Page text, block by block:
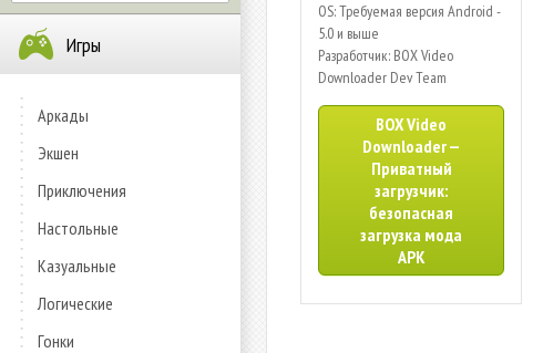
Игры
Аркады
Экшен
Приключения
Настольные
Казуальные
Логические
Гонки
OS: Требуемая версия Android -
5.0 и выше
Разработчик: BOX Video
Downloader Dev Team
BOX Video
Downloader —
Приватный
загрузчик:
безопасная
загрузка мода
APK